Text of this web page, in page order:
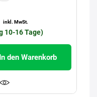
inkl. MwSt.
10-16 Tage)
In den Warenkorb